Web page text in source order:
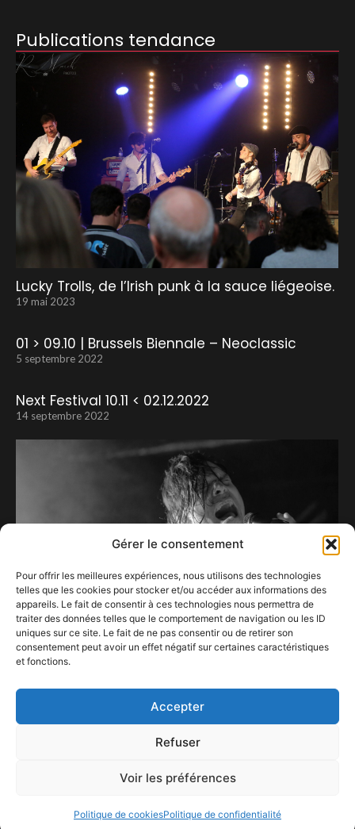
Gérer le consentement
Pour offrir les meilleures expériences, nous utilisons des technologies
telles que les cookies pour stocker et/ou accéder aux informations des
appareils. Le fait de consentir à ces technologies nous permettra de
traiter des données telles que le comportement de navigation ou les ID
uniques sur ce site. Le fait de ne pas consentir ou de retirer son
consentement peut avoir un effet négatif sur certaines caractéristiques
et fonctions.
Accepter
Refuser
Voir les préférences
Politique de cookiesPolitique de confidentialité
Publications tendance
Lucky Trolls, de l’Irish punk à la sauce liégeoise.
19 mai 2023
01 > 09.10 | Brussels Biennale – Neoclassic
5 septembre 2022
Next Festival 10.11 < 02.12.2022
14 septembre 2022
28 juin 2022